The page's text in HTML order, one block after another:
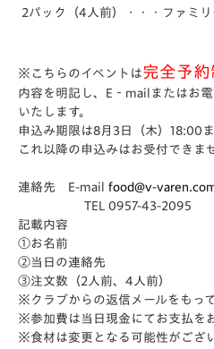
2パック（4人前）・・・ファ
※こちらのイベントは完全予約
内容を明記し、E‐mailまたはお
いたします。
申込み期限は8月3日（木）
これ以降の申込みはお受付でき
連絡先 E-mail food@v-
TEL 0957-43-2095
記載内容
①お名前
②当日の連絡先
③注文数（2人前、4人前）
※クラブからの返信メールをも
※参加費は当日現金にてお支払
※食材は変更となる可能性がご